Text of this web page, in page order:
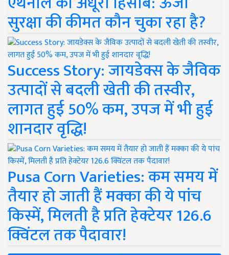
सुरक्षा की कीमत कौन चुका रहा है?
Success Story: जायडेक्स के जैविक
उत्पादों से बदली खेती की तस्वीर,
लागत हुई 50% कम, उपज में भी हुई
शानदार वृद्धि!
Pusa Corn Varieties: कम समय में
तैयार हो जाती हैं मक्का की ये पांच
किस्में, मिलती है प्रति हेक्टेयर 126.6
क्विंटल तक पैदावार!